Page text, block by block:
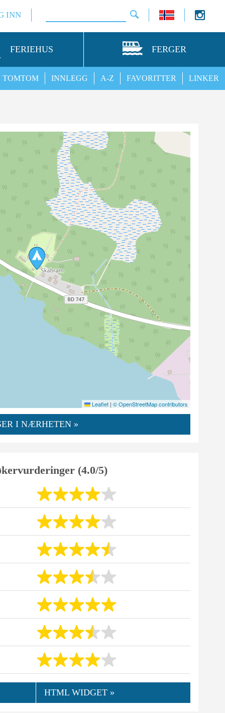
INN
FERIEHUS FERGER
LINKER
FAVORITTER
A-Z
INNLEGG
TOMTOM
Leaflet | © OpenStreetMap contributors
I NÆRHETEN »
(4.0/5)
HTML WIDGET »